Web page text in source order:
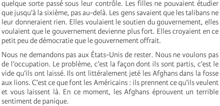
quelque sorte passé sous leur contrôle. Les filles ne pouvaient étudier
que jusqu’à la sixième, pas au-delà. Les gens savaient que les talibans ne
leur donneraient rien. Elles voulaient le soutien du gouvernement, elles
voulaient que le gouvernement devienne plus fort. Elles croyaient en ce
petit peu de démocratie que le gouvernement offrait.
Nous ne demandons pas aux États-Unis de rester. Nous ne voulons pas
de l’occupation. Le problème, c’est la façon dont ils sont partis, c’est le
vide qu’ils ont laissé. Ils ont littéralement jeté les Afghans dans la fosse
aux lions. C’est ce que font les Américains : ils prennent ce qu’ils veulent
et vous laissent là. En ce moment, les Afghans éprouvent un terrible
sentiment de panique.